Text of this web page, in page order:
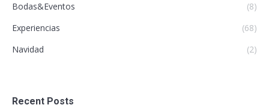
Bodas&Eventos
(8)
Experiencias
(68)
Navidad
(2)
Recent Posts